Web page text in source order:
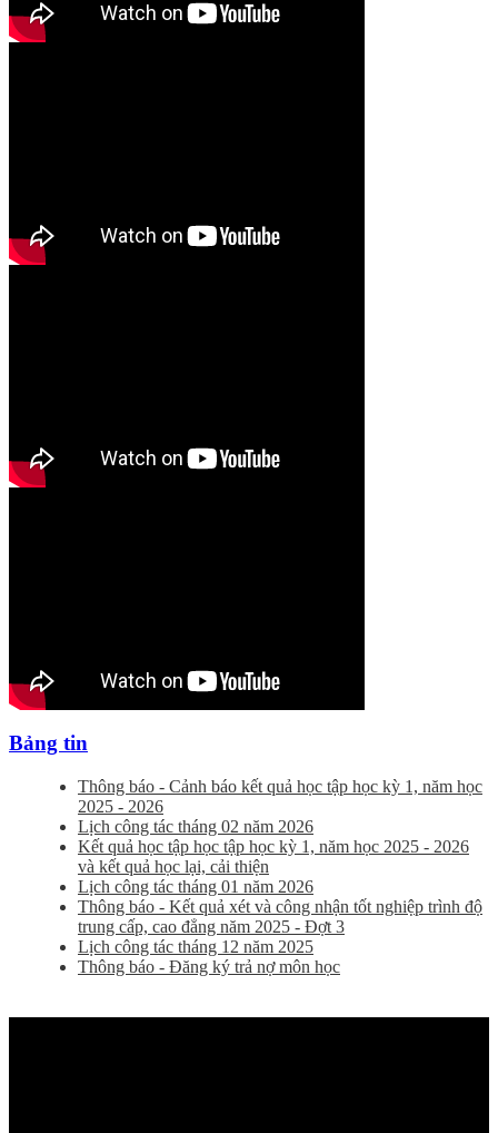
Bảng tin
Thông báo - Cảnh báo kết quả học tập học kỳ 1, năm học
2025 - 2026
Lịch công tác tháng 02 năm 2026
Kết quả học tập học tập học kỳ 1, năm học 2025 - 2026
và kết quả học lại, cải thiện
Lịch công tác tháng 01 năm 2026
Thông báo - Kết quả xét và công nhận tốt nghiệp trình độ
trung cấp, cao đẳng năm 2025 - Đợt 3
Lịch công tác tháng 12 năm 2025
Thông báo - Đăng ký trả nợ môn học